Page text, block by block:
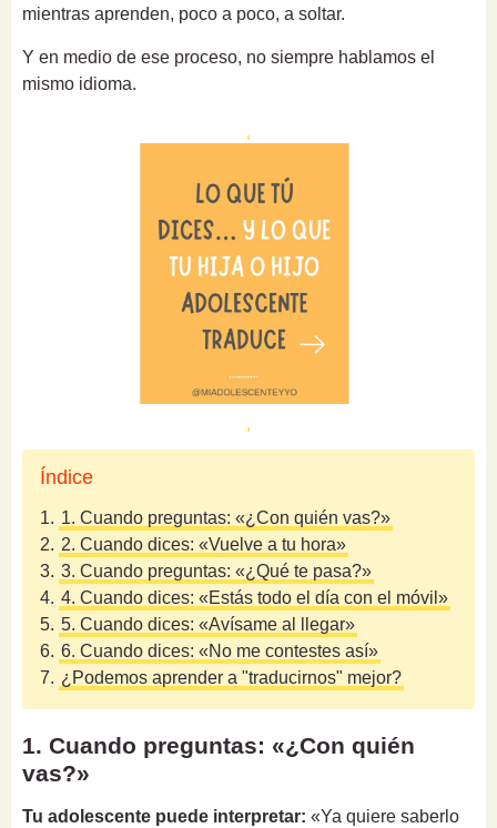
mientras aprenden, poco a poco, a soltar.
Y en medio de ese proceso, no siempre hablamos el
mismo idioma.
Índice
1. 1. Cuando preguntas: «¿Con quién vas?»
2. 2. Cuando dices: «Vuelve a tu hora»
3. 3. Cuando preguntas: «¿Qué te pasa?»
4. 4. Cuando dices: «Estás todo el día con el móvil»
5. 5. Cuando dices: «Avísame al llegar»
6. 6. Cuando dices: «No me contestes así»
7. ¿Podemos aprender a "traducirnos" mejor?
1. Cuando preguntas: «¿Con quién
vas?»
Tu adolescente puede interpretar: «Ya quiere saberlo